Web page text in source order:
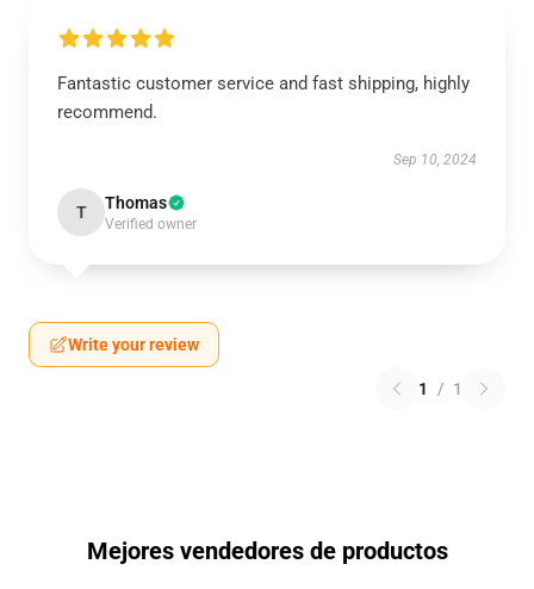
Fantastic customer service and fast shipping, highly
recommend.
Sep 10, 2024
T Thomas
Verified owner
Write your review
1 / 1
Mejores vendedores de productos